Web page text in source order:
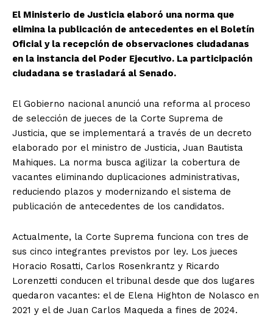
El Ministerio de Justicia elaboró una norma que
elimina la publicación de antecedentes en el Boletín
Oficial y la recepción de observaciones ciudadanas
en la instancia del Poder Ejecutivo. La participación
ciudadana se trasladará al Senado.
El Gobierno nacional anunció una reforma al proceso
de selección de jueces de la Corte Suprema de
Justicia, que se implementará a través de un decreto
elaborado por el ministro de Justicia, Juan Bautista
Mahiques. La norma busca agilizar la cobertura de
vacantes eliminando duplicaciones administrativas,
reduciendo plazos y modernizando el sistema de
publicación de antecedentes de los candidatos.
Actualmente, la Corte Suprema funciona con tres de
sus cinco integrantes previstos por ley. Los jueces
Horacio Rosatti, Carlos Rosenkrantz y Ricardo
Lorenzetti conducen el tribunal desde que dos lugares
quedaron vacantes: el de Elena Highton de Nolasco en
2021 y el de Juan Carlos Maqueda a fines de 2024.